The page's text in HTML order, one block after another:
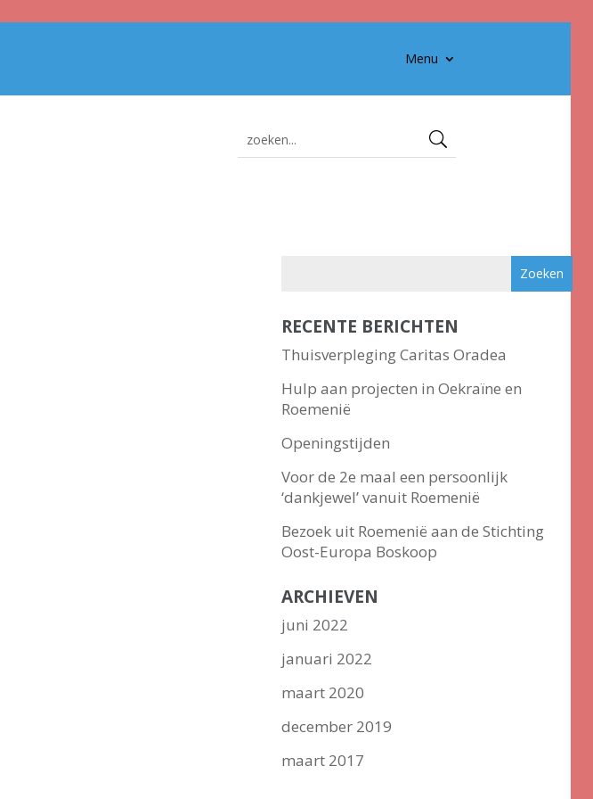
Menu
RECENTE BERICHTEN
Thuisverpleging Caritas Oradea
Hulp aan projecten in Oekraïne en
Roemenië
Openingstijden
Voor de 2e maal een persoonlijk
‘dankjewel’ vanuit Roemenië
Bezoek uit Roemenië aan de Stichting
Oost-Europa Boskoop
ARCHIEVEN
juni 2022
januari 2022
maart 2020
december 2019
maart 2017